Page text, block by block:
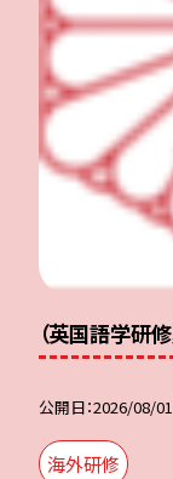
（英国語学研
公開日 2026/08/01
海外研修